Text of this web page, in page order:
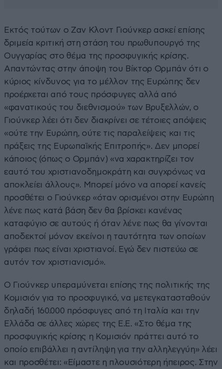
Εκτός τούτων ο Ζαν Κλοντ Γιούνκερ ασκεί επίσης
δριμεία κριτική στη στάση του πρωθυπουργό της
Ουγγαρίας στο θέμα της προσφυγικής κρίσης.
Απαντώντας στην άποψη του Βίκτορ Ορμπάν ότι ο
κύριος κίνδυνος για το μέλλον της Ευρώπης δεν
προέρχεται από τους πρόσφυγες αλλά από
«φανατικούς του διεθνισμού» των Βρυξελλών, ο
Γιούνκερ λέει ότι δεν διακρίνει σε τέτοιες απόψεις
«ούτε την Ευρώπη, ούτε τις παραλείψεις και τις
πράξεις της Ευρωπαϊκής Επιτροπής». Δεν μπορεί
κάποιος (όπως ο Ορμπάν) «να χαρακτηρίζει τον
εαυτό του χριστιανοδημοκράτη και συγχρόνως να
αποκλείει άλλους». Μπορεί μόνο να απορεί κανείς
προσθέτει ο Γιούνκερ «όταν ορισμένοι στην Ευρώπη
λένε πως κατά βάση δεν θα βρίσκει κανένας
καταφύγιο σε αυτούς ή όταν λένε πως θα γίνονται
αποδεκτοί μόνον εκείνοι η ταυτότητα των οποίων
γράφει πως είναι χριστιανοί. Εγώ δεν πιστεύω σε
αυτόν τον χριστιανισμό».
Ο Γιούνκερ υπεραμύνεται επίσης της πολιτικής της
Κομισιόν για το προσφυγικό, να μετεγκατασταθούν
δηλαδή 160.000 πρόσφυγες από τη Ιταλία και την
Ελλάδα σε άλλες χώρες της Ε.Ε. «Στο θέμα της
προσφυγικής κρίσης η Κομισιόν πράττει αυτό το
οποίο επιβάλλει η αντίληψη για την αλληλεγγύη» λέει
και προσθέτει: «Είμαστε η πλουσιότερη ήπειρος. Στην